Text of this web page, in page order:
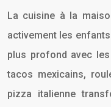
La cuisine à la
activement les
plus profond avec
tacos mexicains,
pizza italienne